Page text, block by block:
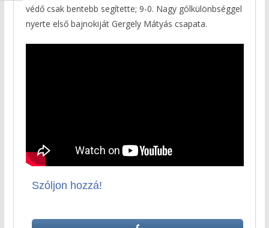
védő csak bentebb segítette; 9-0. Nagy gólkülönbséggel
nyerte első bajnokiját Gergely Mátyás csapata.
Szóljon hozzá!